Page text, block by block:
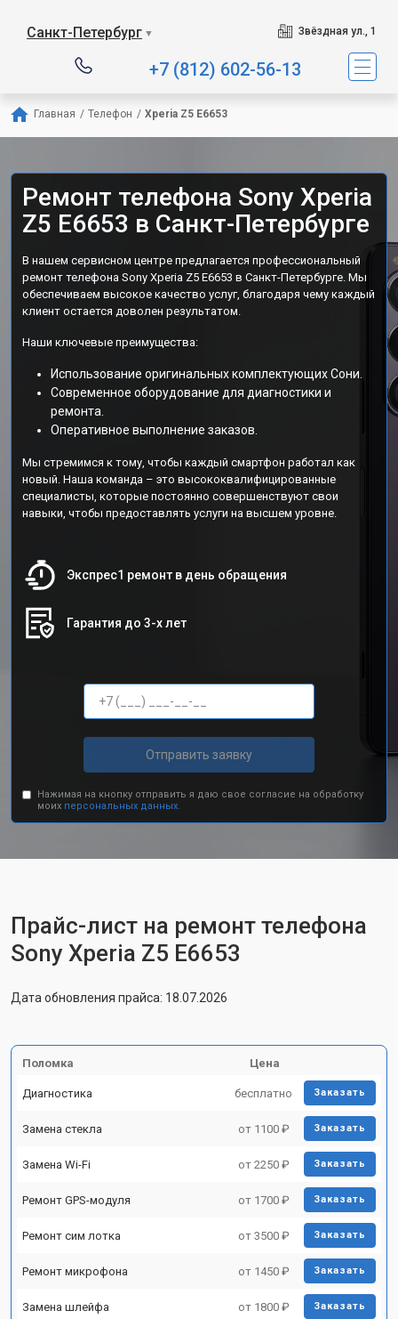
Санкт-Петербург ▼ Звёздная ул., 1
+7 (812) 602-56-13
Главная / Телефон / Xperia Z5 E6653
Ремонт телефона Sony Xperia
Z5 E6653 в Санкт-Петербурге
В нашем сервисном центре предлагается профессиональный
ремонт телефона Sony Xperia Z5 E6653 в Санкт-Петербурге. Мы
обеспечиваем высокое качество услуг, благодаря чему каждый
клиент остается доволен результатом.
Наши ключевые преимущества:
Использование оригинальных комплектующих Сони.
Современное оборудование для диагностики и
ремонта.
Оперативное выполнение заказов.
Мы стремимся к тому, чтобы каждый смартфон работал как
новый. Наша команда – это высококвалифицированные
специалисты, которые постоянно совершенствуют свои
навыки, чтобы предоставлять услуги на высшем уровне.
Экспрес1 ремонт в день обращения
Гарантия до 3-х лет
Отправить заявку
Нажимая на кнопку отправить я даю свое согласие на обработку
моих персональных данных.
Прайс-лист на ремонт телефона
Sony Xperia Z5 E6653
Дата обновления прайса: 18.07.2026
Поломка Цена
Диагностика бесплатно Заказать
Замена стекла от 1100 ₽ Заказать
Замена Wi-Fi от 2250 ₽ Заказать
Ремонт GPS-модуля от 1700 ₽ Заказать
Ремонт сим лотка от 3500 ₽ Заказать
Ремонт микрофона от 1450 ₽ Заказать
Замена шлейфа от 1800 ₽ Заказать